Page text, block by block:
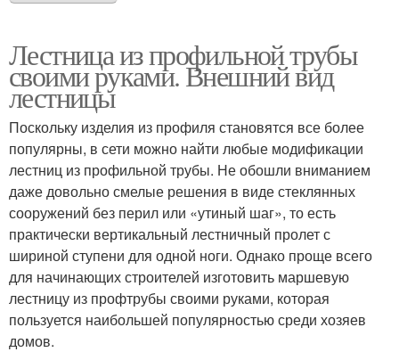
Лестница из профильной трубы
своими руками. Внешний вид
лестницы
Поскольку изделия из профиля становятся все более
популярны, в сети можно найти любые модификации
лестниц из профильной трубы. Не обошли вниманием
даже довольно смелые решения в виде стеклянных
сооружений без перил или «утиный шаг», то есть
практически вертикальный лестничный пролет с
шириной ступени для одной ноги. Однако проще всего
для начинающих строителей изготовить маршевую
лестницу из профтрубы своими руками, которая
пользуется наибольшей популярностью среди хозяев
домов.